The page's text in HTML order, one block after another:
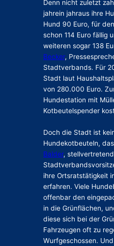
Denn nicht zuletzt
jahrein jahraus ihre
Hund 90 Euro, für
schon 114 Euro fällig
weiteren sogar 138
Becker,
Stadtverbands. Für
Stadt laut
von 280.000 Euro.
Hundestation mit
Kotbeutelspender
Doch die Stadt ist
Hundekotbeuteln,
Balder,
ihre Ortsratstätigkeit
erfahren. Viele
offenbar den
in die Grünflächen,
diese sich bei der
Fahrzeugen oft zu
Wurfgeschossen.